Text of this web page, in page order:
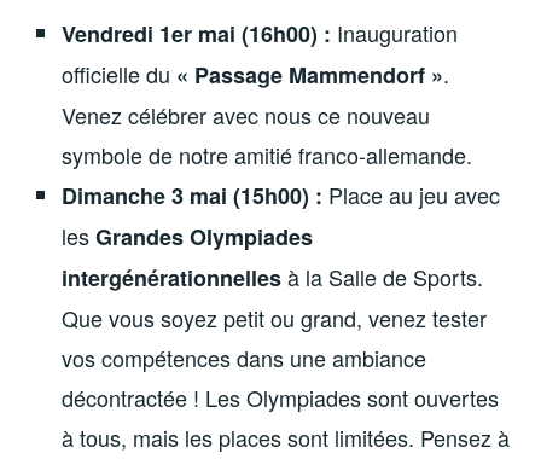
Vendredi 1er mai (16h00) : Inauguration
officielle du « Passage Mammendorf ».
Venez célébrer avec nous ce nouveau
symbole de notre amitié franco-allemande.
Dimanche 3 mai (15h00) : Place au jeu avec
lesGrandes Olympiades
intergénérationnellesà la Salle de Sports.
Que vous soyez petit ou grand, venez tester
vos compétences dans une ambiance
décontractée ! Les Olympiades sont ouvertes
à tous, mais les places sont limitées. Pensez à